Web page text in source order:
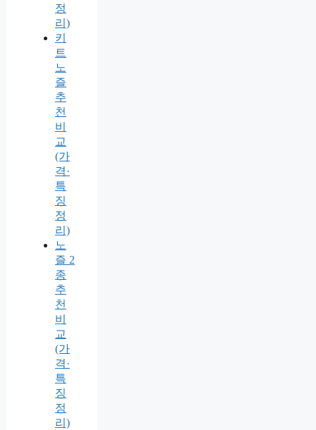
정
리)
키
트
노
즐
추
천
비
교
(가
격·
특
징
정
리)
노
즐 2
종
추
천
비
교
(가
격·
특
징
정
리)